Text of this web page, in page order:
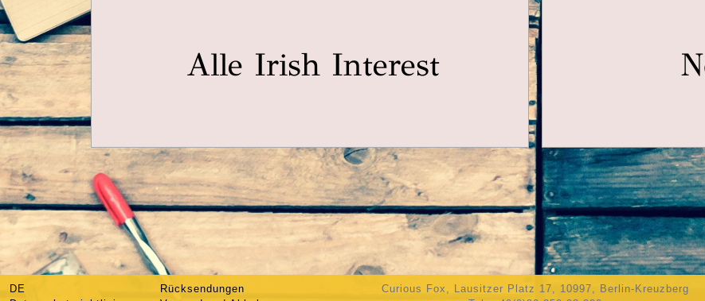
Alle Irish Interest
DE
Rücksendungen
Curious Fox, Lausitzer Platz 17, 10997, Berlin-Kreuzberg